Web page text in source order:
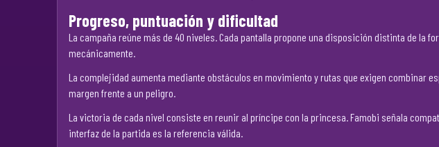
Progreso, puntuación y dificultad
La campaña reúne más de 40 niveles. Cada pantalla propone una disposición distinta de la
mecánicamente.
La complejidad aumenta mediante obstáculos en movimiento y rutas que exigen combinar
margen frente a un peligro.
La victoria de cada nivel consiste en reunir al príncipe con la princesa. Famobi señala
interfaz de la partida es la referencia válida.